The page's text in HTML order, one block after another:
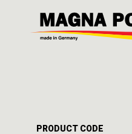
PRODUCT CODE